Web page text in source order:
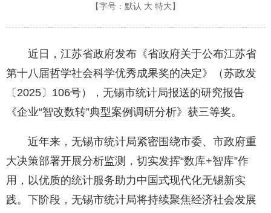
【字号： 默认 大 特大 】
近日，江苏省政府发布《省政府关于公布江苏省
第十八届哲学社会科学优秀成果奖的决定》（苏政发
〔2025〕106号），无锡市统计局报送的研究报告
《企业“智改数转”典型案例调研分析》获三等奖。
近年来，无锡市统计局紧密围绕市委、市政府重
大决策部署开展分析监测，切实发挥“数库+智库”作
用，以优质的统计服务助力中国式现代化无锡新实
践。下阶段，无锡市统计局将持续聚焦经济社会发展